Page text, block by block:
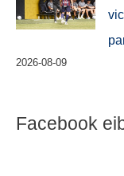
2026-08-09
Facebook